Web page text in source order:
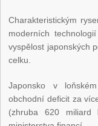
Charakteristickým
moderních
vyspělost japonských
celku.
Japonsko v
obchodní deficit za
(zhruba 620 miliard